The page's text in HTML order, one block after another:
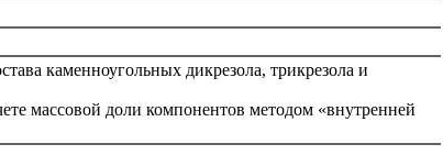
каменноугольных дикрезола, трикрезола и
массовой доли компонентов методом «внутренней